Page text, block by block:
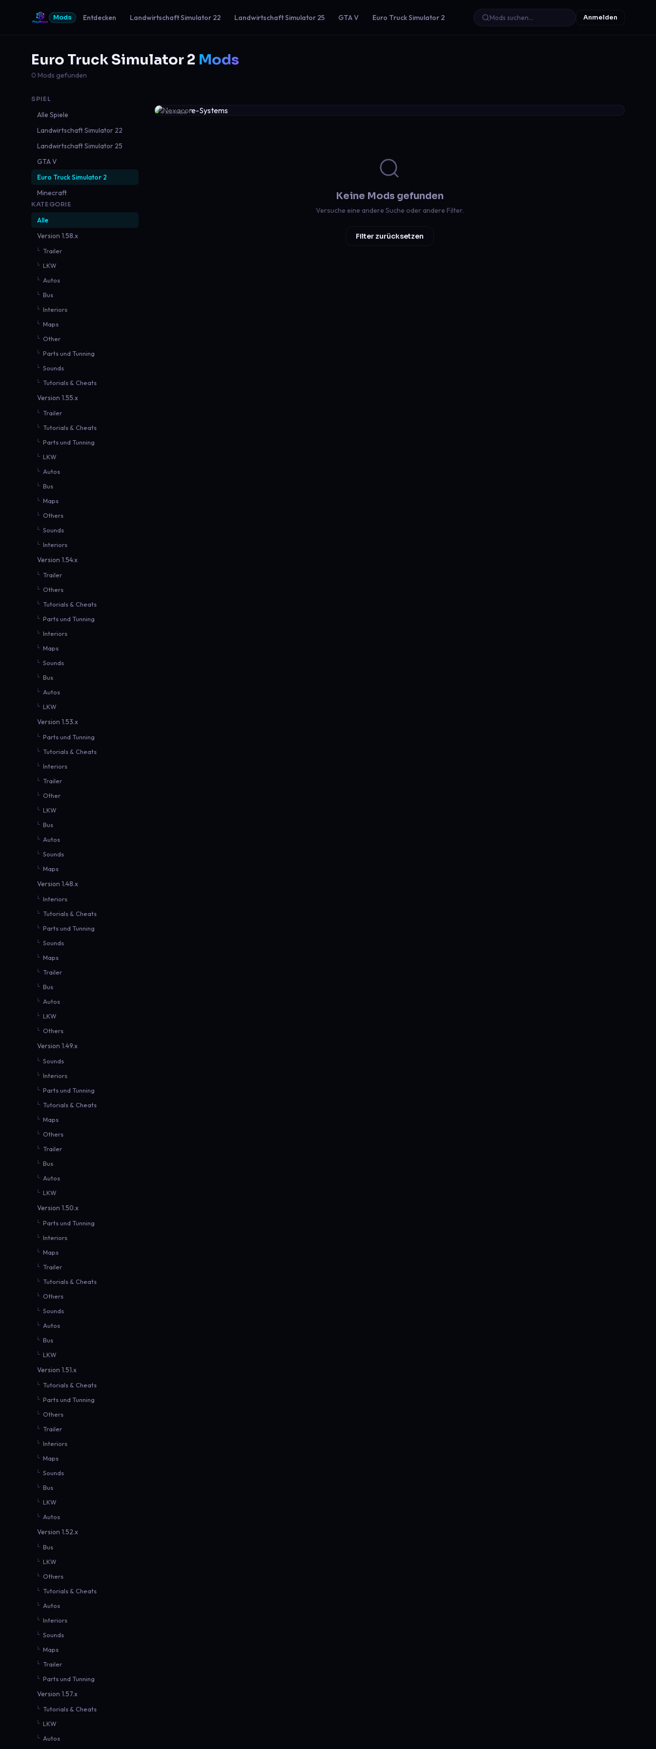
Mods Entdecken Landwirtschaft Simulator 22 Landwirtschaft Simulator 25 GTA V Euro Truck Simulator 2 Anmelden
Euro Truck Simulator 2 Mods
0 Mods gefunden
SPIEL
Alle Spiele
Landwirtschaft Simulator 22
Landwirtschaft Simulator 25
GTA V
Euro Truck Simulator 2
Minecraft
KATEGORIE
Alle
Version 1.58.x
Trailer
LKW
Autos
Bus
Interiors
Maps
Other
Parts und Tunning
Sounds
Tutorials & Cheats
Version 1.55.x
Trailer
Tutorials & Cheats
Parts und Tunning
LKW
Autos
Bus
Maps
Others
Sounds
Interiors
Version 1.54.x
Trailer
Others
Tutorials & Cheats
Parts und Tunning
Interiors
Maps
Sounds
Bus
Autos
LKW
Version 1.53.x
Parts und Tunning
Tutorials & Cheats
Interiors
Trailer
Other
LKW
Bus
Autos
Sounds
Maps
Version 1.48.x
Interiors
Tutorials & Cheats
Parts und Tunning
Sounds
Maps
Trailer
Bus
Autos
LKW
Others
Version 1.49.x
Sounds
Interiors
Parts und Tunning
Tutorials & Cheats
Maps
Others
Trailer
Bus
Autos
LKW
Version 1.50.x
Parts und Tunning
Interiors
Maps
Trailer
Tutorials & Cheats
Others
Sounds
Autos
Bus
LKW
Version 1.51.x
Tutorials & Cheats
Parts und Tunning
Others
Trailer
Interiors
Maps
Sounds
Bus
LKW
Autos
Version 1.52.x
Bus
LKW
Others
Tutorials & Cheats
Autos
Interiors
Sounds
Maps
Trailer
Parts und Tunning
Version 1.57.x
Tutorials & Cheats
LKW
Autos
PARTNER
Keine Mods gefunden
Versuche eine andere Suche oder andere Filter.
Filter zurücksetzen